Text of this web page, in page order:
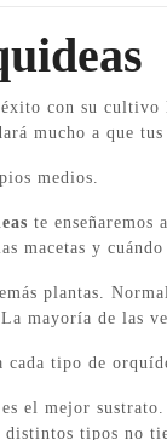
con su
mucho a que tus
medios.
te enseñaremos
macetas y
plantas.
mayoría de las
tipo de
el mejor
tipos no